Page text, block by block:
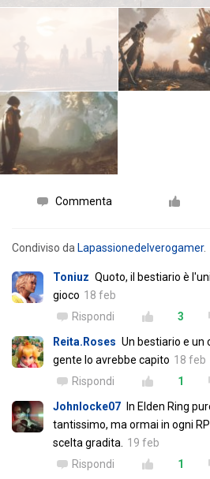
Commenta
Condiviso da Lapassionedelverogamer.
Toniuz Quoto, il bestiario è
gioco 18 feb
Rispondi
3
Reita.Roses Un bestiario e un
gente lo avrebbe capito 18 feb
Rispondi
1
Johnlocke07
In Elden Ring
tantissimo, ma ormai in ogni
scelta gradita.
19 feb
Rispondi
1